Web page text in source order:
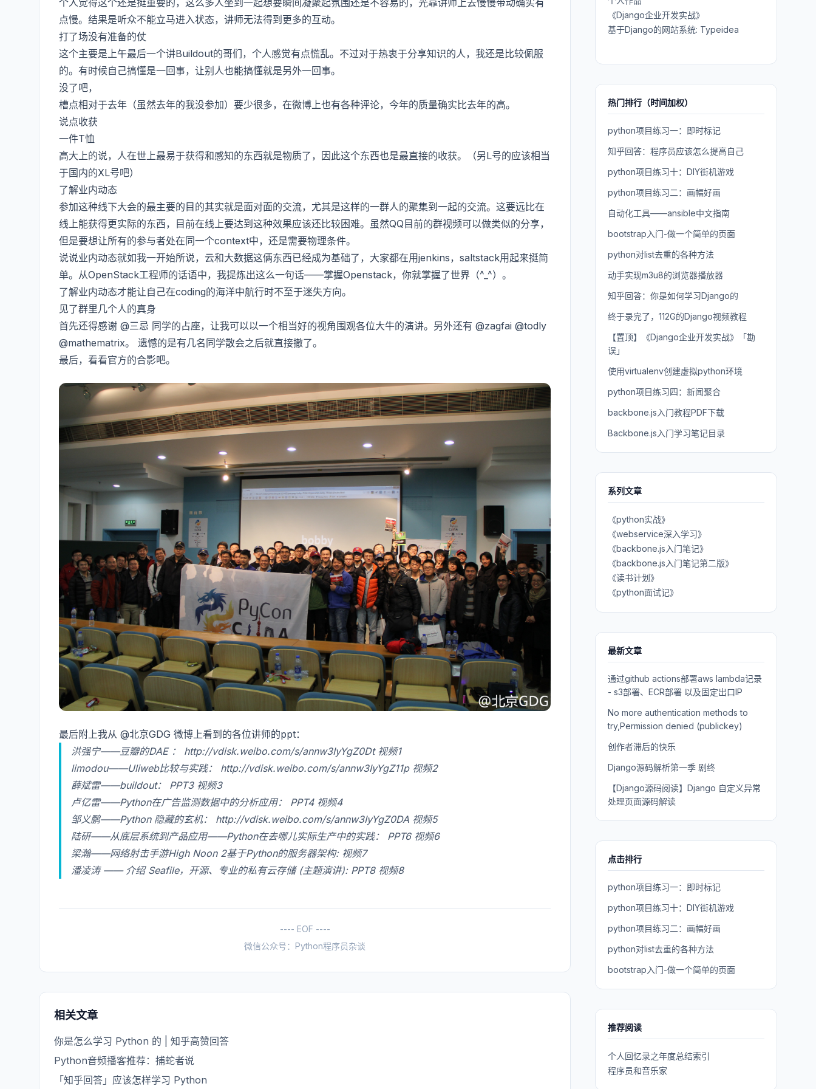
个人觉得这个还是挺重要的，这么多人坐到一起想要瞬间凝聚起氛围还是不容易的，光靠讲师上去慢慢带动确实有
点慢。结果是听众不能立马进入状态，讲师无法得到更多的互动。
打了场没有准备的仗
这个主要是上午最后一个讲Buildout的哥们，个人感觉有点慌乱。不过对于热衷于分享知识的人，我还是比较佩服
的。有时候自己搞懂是一回事，让别人也能搞懂就是另外一回事。
没了吧，
槽点相对于去年（虽然去年的我没参加）要少很多，在微博上也有各种评论，今年的质量确实比去年的高。
说点收获
一件T恤
高大上的说，人在世上最易于获得和感知的东西就是物质了，因此这个东西也是最直接的收获。（另L号的应该相当
于国内的XL号吧）
了解业内动态
参加这种线下大会的最主要的目的其实就是面对面的交流，尤其是这样的一群人的聚集到一起的交流。这要远比在
线上能获得更实际的东西，目前在线上要达到这种效果应该还比较困难。虽然QQ目前的群视频可以做类似的分享，
但是要想让所有的参与者处在同一个context中，还是需要物理条件。
说说业内动态就如我一开始所说，云和大数据这俩东西已经成为基础了，大家都在用jenkins，saltstack用起来挺简
单。从OpenStack工程师的话语中，我提炼出这么一句话——掌握Openstack，你就掌握了世界（^_^）。
了解业内动态才能让自己在coding的海洋中航行时不至于迷失方向。
见了群里几个人的真身
首先还得感谢 @三忌 同学的占座，让我可以以一个相当好的视角围观各位大牛的演讲。另外还有 @zagfai @todly
@mathematrix。 遗憾的是有几名同学散会之后就直接撤了。
最后，看看官方的合影吧。
最后附上我从 @北京GDG 微博上看到的各位讲师的ppt：
洪强宁——豆瓣的DAE ： http://vdisk.weibo.com/s/annw3IyYgZ0Dt 视频1
limodou——Uliweb比较与实践： http://vdisk.weibo.com/s/annw3IyYgZ11p 视频2
薛斌雷——buildout： PPT3 视频3
卢亿雷——Python在广告监测数据中的分析应用： PPT4 视频4
邹义鹏——Python 隐藏的玄机： http://vdisk.weibo.com/s/annw3IyYgZ0DA 视频5
陆研——从底层系统到产品应用——Python在去哪儿实际生产中的实践： PPT6 视频6
梁瀚——网络射击手游High Noon 2基于Python的服务器架构: 视频7
潘凌涛 —— 介绍 Seafile，开源、专业的私有云存储 (主题演讲): PPT8 视频8
---- EOF ----
微信公众号：Python程序员杂谈
相关文章
你是怎么学习 Python 的 | 知乎高赞回答
Python音频播客推荐：捕蛇者说
「知乎回答」应该怎样学习 Python
《Django企业开发实战》
基于Django的网站系统: Typeidea
热门排行（时间加权）
python项目练习一：即时标记
知乎回答：程序员应该怎么提高自己
python项目练习十：DIY街机游戏
python项目练习二：画幅好画
自动化工具——ansible中文指南
bootstrap入门-做一个简单的页面
python对list去重的各种方法
动手实现m3u8的浏览器播放器
知乎回答：你是如何学习Django的
终于录完了，112G的Django视频教程
【置顶】《Django企业开发实战》「勘
误」
使用virtualenv创建虚拟python环境
python项目练习四：新闻聚合
backbone.js入门教程PDF下载
Backbone.js入门学习笔记目录
系列文章
《python实战》
《webservice深入学习》
《backbone.js入门笔记》
《backbone.js入门笔记第二版》
《读书计划》
《python面试记》
最新文章
通过github actions部署aws lambda记录
- s3部署、ECR部署 以及固定出口IP
No more authentication methods to
try,Permission denied (publickey)
创作者滞后的快乐
Django源码解析第一季 剧终
【Django源码阅读】Django 自定义异常
处理页面源码解读
点击排行
python项目练习一：即时标记
python项目练习十：DIY街机游戏
python项目练习二：画幅好画
python对list去重的各种方法
bootstrap入门-做一个简单的页面
推荐阅读
个人回忆录之年度总结索引
程序员和音乐家